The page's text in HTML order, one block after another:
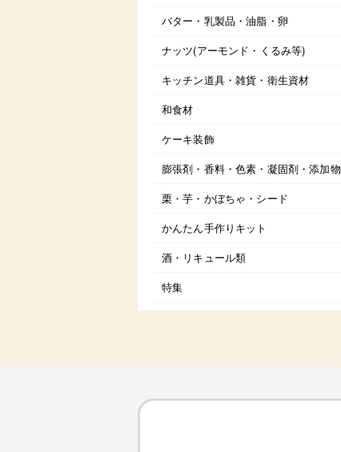
バター・乳製品・油脂・卵
ナッツ(アーモンド・くるみ等)
キッチン道具・雑貨・衛生資材
和食材
ケーキ装飾
膨張剤・香料・色素・凝固剤・添加物
栗・芋・かぼちゃ・シード
かんたん手作りキット
酒・リキュール類
特集